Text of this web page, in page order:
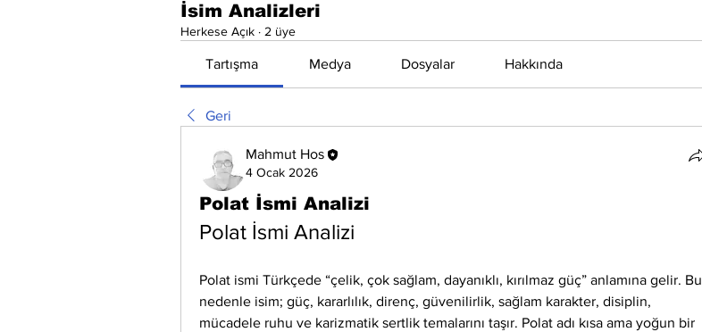
İsim Analizleri
Herkese Açık · 2 üye
Tartışma Medya Dosyalar Hakkında
Geri
Mahmut Hos
4 Ocak 2026
Polat İsmi Analizi
Polat İsmi Analizi
Polat ismi Türkçede “çelik, çok sağlam, dayanıklı, kırılmaz güç” anlamına gelir. Bu
nedenle isim; güç, kararlılık, direnç, güvenilirlik, sağlam karakter, disiplin,
mücadele ruhu ve karizmatik sertlik temalarını taşır. Polat adı kısa ama yoğun bir